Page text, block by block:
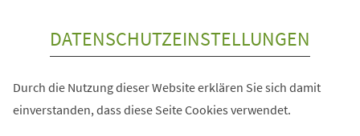
DATENSCHUTZEINSTELLUNGEN
Durch die Nutzung dieser Website erklären Sie sich damit
einverstanden, dass diese Seite Cookies verwendet.